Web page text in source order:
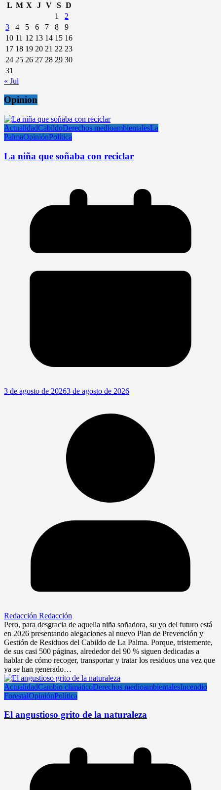
L M X J V S D
1
2
3
4 5 6 7 8
9
10 11 12 13 14 15 16
17 18 19 20 21 22 23
24 25 26 27 28 29 30
31
« Jul
Opinion
ActualidadCabildoDerechos medioambientalesLa
PalmaOpiniónPolítica
La niña que soñaba con reciclar
3 de agosto de 20263 de agosto de 2026
Redacción Redacción
Pero, para desgracia de aquella niña soñadora, su yo del futuro está
en 2026 presentando alegaciones al nuevo Plan de Prevención y
Gestión de Residuos del Cabildo de La Palma. Porque, tristemente,
de sus casi 500 páginas, alrededor del 90 % siguen dedicadas a
hablar de cómo recoger, transportar y tratar los residuos una vez que
ya se han generado…
ActualidadCambio climáticoDerechos medioambientalesIncendio
ForestalOpiniónPolítica
El angustioso grito de la naturaleza